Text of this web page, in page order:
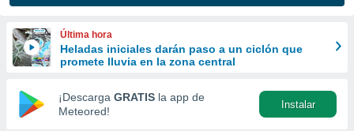
y
forma
digital
basada
Última hora
Heladas iniciales darán paso a un ciclón que
promete lluvia en la zona central
¡Descarga GRATIS la app de
Meteored!
Instalar